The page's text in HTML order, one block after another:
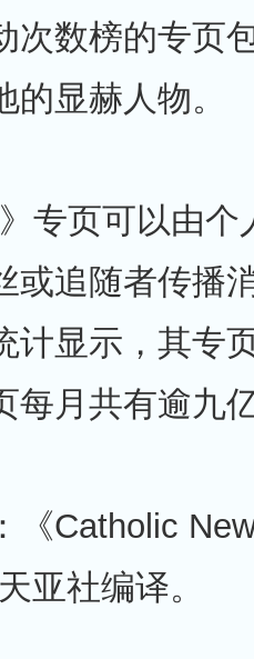
次数榜的专页
显赫人物。
》专页可以由
或追随者传播
计显示，其专
每月共有逾九
《Catholic
亚社编译。